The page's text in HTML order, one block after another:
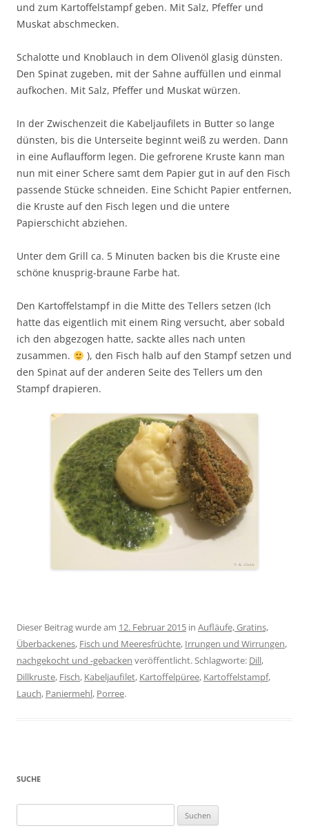
und zum Kartoffelstampf geben. Mit Salz, Pfeffer und
Muskat abschmecken.
Schalotte und Knoblauch in dem Olivenöl glasig dünsten.
Den Spinat zugeben, mit der Sahne auffüllen und einmal
aufkochen. Mit Salz, Pfeffer und Muskat würzen.
In der Zwischenzeit die Kabeljaufilets in Butter so lange
dünsten, bis die Unterseite beginnt weiß zu werden. Dann
in eine Auflaufform legen. Die gefrorene Kruste kann man
nun mit einer Schere samt dem Papier gut in auf den Fisch
passende Stücke schneiden. Eine Schicht Papier entfernen,
die Kruste auf den Fisch legen und die untere
Papierschicht abziehen.
Unter dem Grill ca. 5 Minuten backen bis die Kruste eine
schöne knusprig-braune Farbe hat.
Den Kartoffelstampf in die Mitte des Tellers setzen (Ich
hatte das eigentlich mit einem Ring versucht, aber sobald
ich den abgezogen hatte, sackte alles nach unten
zusammen.
), den Fisch halb auf den Stampf setzen und
den Spinat auf der anderen Seite des Tellers um den
Stampf drapieren.
Dieser Beitrag wurde am 12. Februar 2015 in Aufläufe, Gratins,
Überbackenes, Fisch und Meeresfrüchte, Irrungen und Wirrungen,
nachgekocht und -gebacken veröffentlicht. Schlagworte: Dill,
Dillkruste, Fisch, Kabeljaufilet, Kartoffelpüree, Kartoffelstampf,
Lauch, Paniermehl, Porree.
SUCHE
nach: